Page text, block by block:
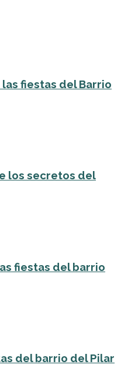
fiestas del Barrio
los secretos del
fiestas del barrio
del barrio del Pilar